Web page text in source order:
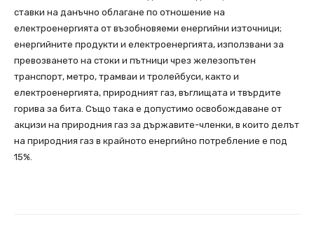
ставки на данъчно облагане по отношение на
електроенергията от възобновяеми енергийни източници;
енергийните продукти и електроенергията, използвани за
превозването на стоки и пътници чрез железопътен
транспорт, метро, трамваи и тролейбуси, както и
електроенергията, природният газ, въглищата и твърдите
горива за бита. Също така е допустимо освобождаване от
акцизи на природния газ за държавите-членки, в които делът
на природния газ в крайното енергийно потребление е под
15%.